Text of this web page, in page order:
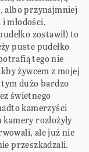
albo przynajmniej
młodości.
zostawił) to
puste pudełko
tego nie
żywcem z mojej
dużo bardzo
świetnego
kamerzyści
rozłożyły
ale już nie
przeszkadzali.